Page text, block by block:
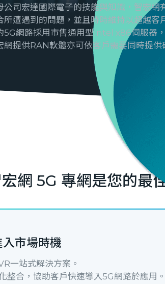
公司宏達國際電子的技能與知識，智宏
所遭遇到的問題，並且時時維持以超越客
5G網路採用市售通用型Intel x86伺服器
網提供RAN軟體亦可依客戶需要同時提供
網 5G 專網是您的最佳
市場時機
一站式解決方案。
整合，協助客戶快速導入5G網路於應用。